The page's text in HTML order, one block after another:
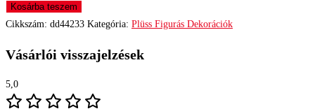
Kosárba teszem
Cikkszám: dd44233 Kategória: Plüss Figurás Dekorációk
Vásárlói visszajelzések
5,0